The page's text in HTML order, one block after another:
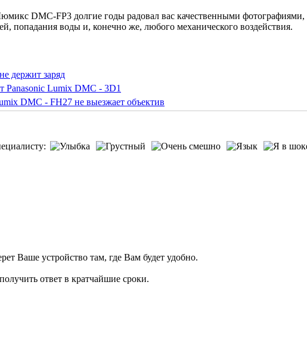
DMC-FP3 долгие годы радовал вас качественными фотографиями,
попадания воды и, конечно же, любого механического воздействия.
держит заряд
Panasonic Lumix DMC - 3D1
DMC - FH27 не выезжает объектив
Ваше устройство там, где Вам будет удобно.
ответ в кратчайшие сроки.